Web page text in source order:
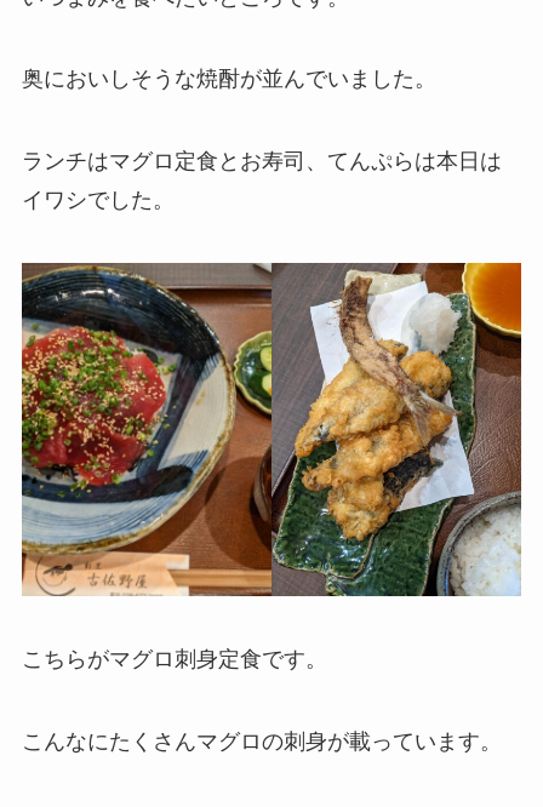
奥においしそうな焼酎が並んでいました。
ランチはマグロ定食とお寿司、てんぷらは本日は
イワシでした。
こちらがマグロ刺身定食です。
こんなにたくさんマグロの刺身が載っています。